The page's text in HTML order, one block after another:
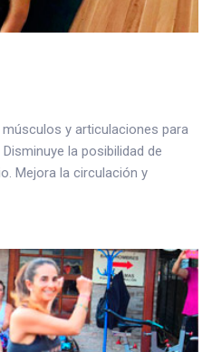
y articulaciones para
la posibilidad de
Mejora la circulación y